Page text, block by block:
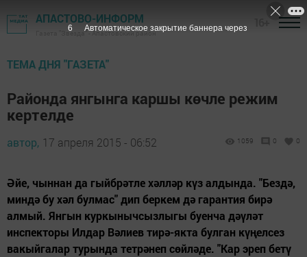
АПАСТОВО-ИНФОРМ
Газета "Звезда" - Апастовский район
ТЕМА ДНЯ "ГАЗЕТА"
Районда янгынга каршы көчле режим
кертелде
автор, 17 апреля 2015 - 06:52 1059 0 0
Әйе, чыннан да гыйбрәтле хәлләр күз алдында. "Бездә,
миндә бу хәл булмас" дип беркем дә гарантия бирә
алмый. Янгын куркынычсызлыгы буенча дәүләт
инспекторы Илдар Вәлиев тирә-якта булган күңелсез
вакыйгалар турында тетрәнеп сөйләде. "Кар эреп бетү
5 Автоматическое закрытие баннера через